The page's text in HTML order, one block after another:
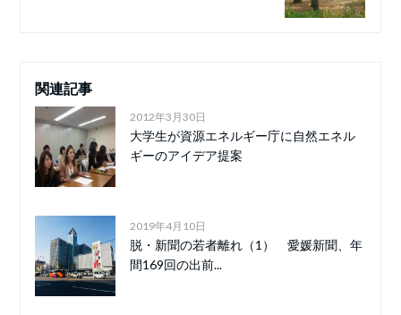
関連記事
2012年3月30日
大学生が資源エネルギー庁に自然エネル
ギーのアイデア提案
2019年4月10日
脱・新聞の若者離れ（1） 愛媛新聞、年
間169回の出前...